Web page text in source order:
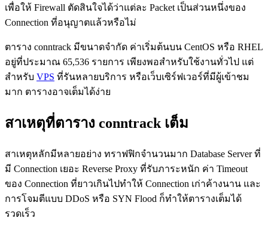
เพื่อให้ Firewall ตัดสินใจได้ว่าแต่ละ Packet เป็นส่วนหนึ่งของ
Connection ที่อนุญาตแล้วหรือไม่
ตาราง conntrack มีขนาดจำกัด ค่าเริ่มต้นบน CentOS หรือ RHEL
อยู่ที่ประมาณ 65,536 รายการ เพียงพอสำหรับใช้งานทั่วไป แต่
สำหรับ VPS ที่รันหลายบริการ หรือเว็บเซิร์ฟเวอร์ที่มีผู้เข้าชม
มาก ตารางอาจเต็มได้ง่าย
สาเหตุที่ตาราง conntrack เต็ม
สาเหตุหลักมีหลายอย่าง ทราฟฟิกจำนวนมาก Database Server ที่
มี Connection เยอะ Reverse Proxy ที่รับภาระหนัก ค่า Timeout
ของ Connection ที่ยาวเกินไปทำให้ Connection เก่าค้างนาน และ
การโจมตีแบบ DDoS หรือ SYN Flood ก็ทำให้ตารางเต็มได้
รวดเร็ว